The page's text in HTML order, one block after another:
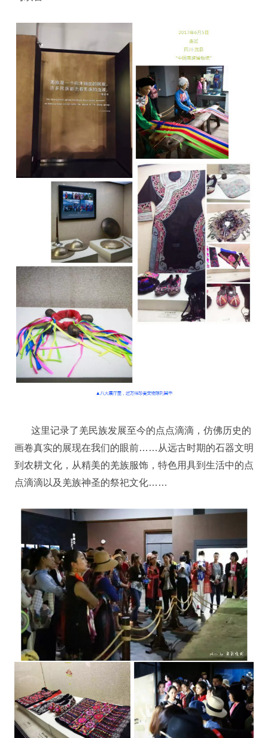
这里记录了羌民族发展至今的点点滴滴，仿佛历史的
画卷真实的展现在我们的眼前……从远古时期的石器文明
到农耕文化，从精美的羌族服饰，特色用具到生活中的点
点滴滴以及羌族神圣的祭祀文化……